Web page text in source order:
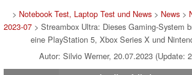
> Notebook Test, Laptop Test und News> News>
2023-07 > Streambox Ultra: Dieses Gaming-System
eine PlayStation 5, Xbox Series X und
Autor: Silvio Werner, 20.07.2023 (Update: